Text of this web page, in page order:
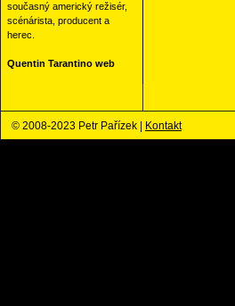
současný americký režisér,
scénárista, producent a
herec.
Quentin Tarantino web
© 2008-2023 Petr Pařízek | Kontakt